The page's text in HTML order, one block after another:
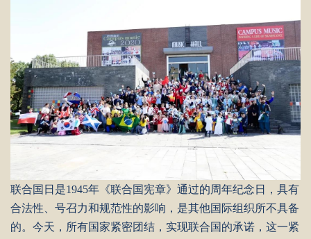
联合国日是1945年《联合国宪章》通过的周年纪念日，具有
合法性、号召力和规范性的影响，是其他国际组织所不具备
的。今天，所有国家紧密团结，实现联合国的承诺，这一紧